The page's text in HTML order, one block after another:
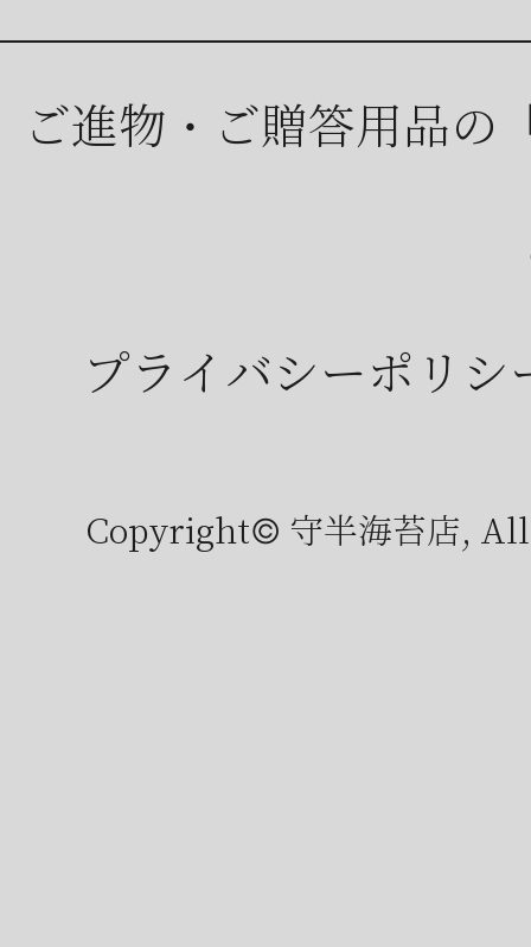
ご進物・ご贈答用品の
プライバシーポリシ
Copyright© 守半海苔店,